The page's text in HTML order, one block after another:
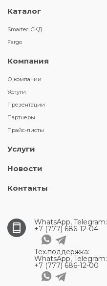
Каталог
Smartec СКД
Fargo
Компания
О компании
Услуги
Презентации
Партнеры
Прайс-листы
Услуги
Новости
Контакты
WhatsApp, Telegram:
+7 (777) 686-12-04
Тех.поддержка:
WhatsApp, Telegram:
+7 (777) 686-12-00